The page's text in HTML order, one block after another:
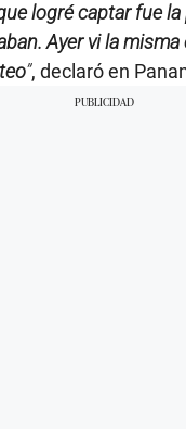
logré captar fue
Ayer vi la
”, declaró en